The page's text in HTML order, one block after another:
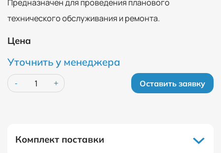
Предназначен для проведения планового
технического обслуживания и ремонта.
Цена
Уточнить у менеджера
- + Оставить заявку
Комплект поставки